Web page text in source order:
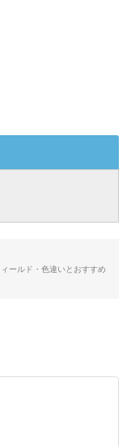
ールド・色違いとおすすめ